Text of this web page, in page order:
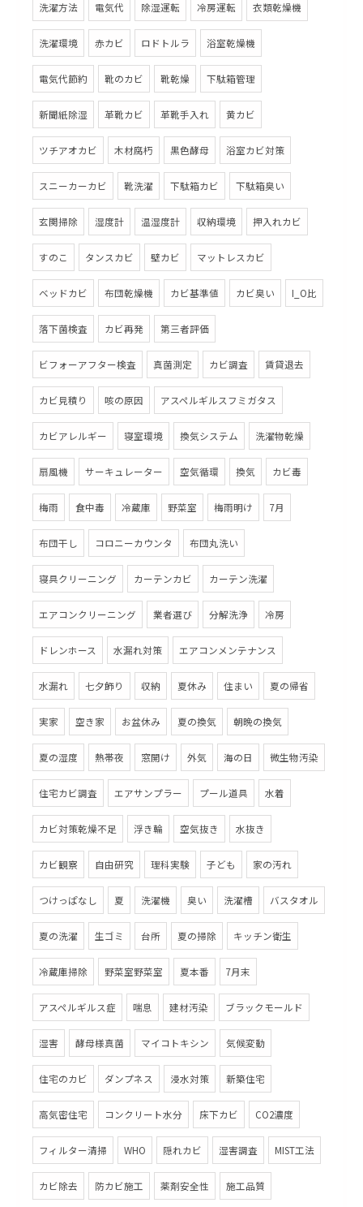
洗濯方法 電気代 除湿運転 冷房運転 衣類乾燥機
洗濯環境 赤カビ ロドトルラ 浴室乾燥機
電気代節約 靴のカビ 靴乾燥 下駄箱管理
新聞紙除湿 革靴カビ 革靴手入れ 黄カビ
ツチアオカビ 木材腐朽 黒色酵母 浴室カビ対策
スニーカーカビ 靴洗濯 下駄箱カビ 下駄箱臭い
玄関掃除 湿度計 温湿度計 収納環境 押入れカビ
すのこ タンスカビ 壁カビ マットレスカビ
ベッドカビ 布団乾燥機 カビ基準値 カビ臭い I_O比
落下菌検査 カビ再発 第三者評価
ビフォーアフター検査 真菌測定 カビ調査 賃貸退去
カビ見積り 咳の原因 アスペルギルスフミガタス
カビアレルギー 寝室環境 換気システム 洗濯物乾燥
扇風機 サーキュレーター 空気循環 換気 カビ毒
梅雨 食中毒 冷蔵庫 野菜室 梅雨明け 7月
布団干し コロニーカウンタ 布団丸洗い
寝具クリーニング カーテンカビ カーテン洗濯
エアコンクリーニング 業者選び 分解洗浄 冷房
ドレンホース 水漏れ対策 エアコンメンテナンス
水漏れ 七夕飾り 収納 夏休み 住まい 夏の帰省
実家 空き家 お盆休み 夏の換気 朝晩の換気
夏の湿度 熱帯夜 窓開け 外気 海の日 微生物汚染
住宅カビ調査 エアサンプラー プール道具 水着
カビ対策乾燥不足 浮き輪 空気抜き 水抜き
カビ観察 自由研究 理科実験 子ども 家の汚れ
つけっぱなし 夏 洗濯機 臭い 洗濯槽 バスタオル
夏の洗濯 生ゴミ 台所 夏の掃除 キッチン衛生
冷蔵庫掃除 野菜室野菜室 夏本番 7月末
アスペルギルス症 喘息 建材汚染 ブラックモールド
湿害 酵母様真菌 マイコトキシン 気候変動
住宅のカビ ダンプネス 浸水対策 新築住宅
高気密住宅 コンクリート水分 床下カビ CO2濃度
フィルター清掃 WHO 隠れカビ 湿害調査 MIST工法
カビ除去 防カビ施工 薬剤安全性 施工品質